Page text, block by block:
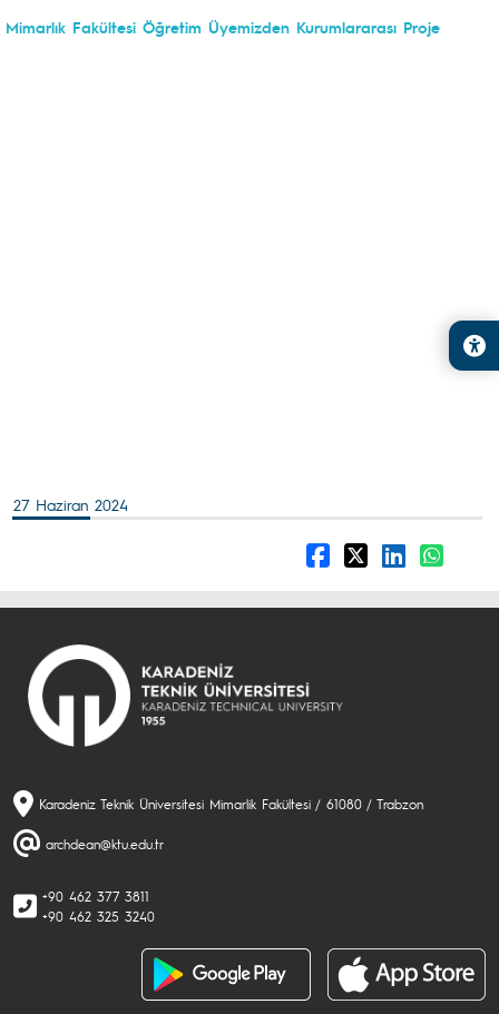
Mimarlık Fakültesi Öğretim Üyemizden Kurumlararası Proje
27 Haziran 2024
Karadeniz Teknik Üniversitesi Mimarlik Fakültesi / 61080 / Trabzon
archdean@ktu.edu.tr
+90 462 377 3811
+90 462 325 3240